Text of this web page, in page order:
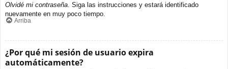
Olvidé mi contraseña . Siga las instrucciones y estará identificado
nuevamente en muy poco tiempo.
Arriba
¿Por qué mi sesión de usuario expira
automáticamente?